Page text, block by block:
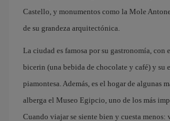
Castello, y monumentos como la Mole
de su grandeza arquitectónica.
La ciudad es famosa por su gastronomía, con
bicerin (una bebida de chocolate y café) y su
piamontesa. Además, es el hogar de algunas
alberga el Museo Egipcio, uno de los más
Cuando viajar se siente bien y cuesta menos: